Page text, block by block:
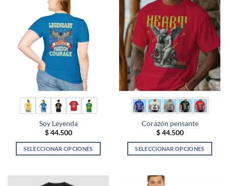
Soy Leyenda
$44.500
SELECCIONAR OPCIONES
tiene
Corazón pensante
$44.500
SELECCIONAR OPCIONES